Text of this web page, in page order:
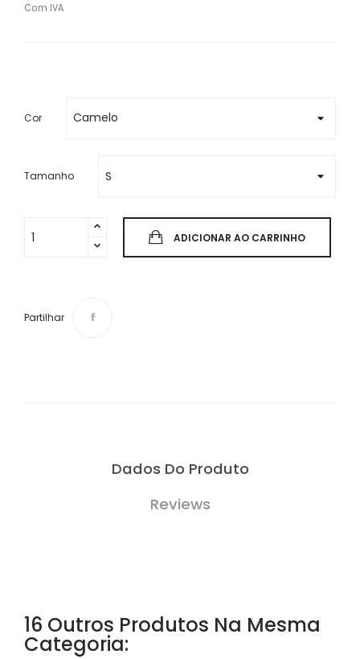
Com IVA
Cor
Tamanho
ADICIONAR AO CARRINHO
Partilhar
Dados Do Produto
Reviews
16 Outros Produtos Na Mesma
Categoria: